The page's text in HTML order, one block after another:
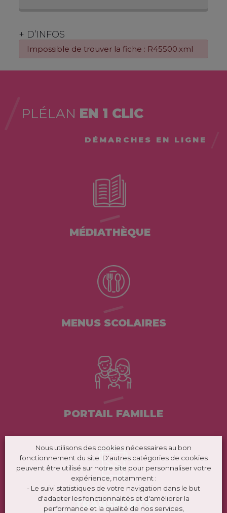
+ D’INFOS
Impossible de trouver la fiche : R45500.xml
PLÉLAN EN 1 CLIC
DÉMARCHES EN LIGNE
MÉDIATHÈQUE
MENUS SCOLAIRES
PORTAIL FAMILLE
TRANSPORTS
Nous utilisons des cookies nécessaires au bon
fonctionnement du site. D'autres catégories de cookies
peuvent être utilisé sur notre site pour personnaliser votre
expérience, notamment :
- Le suivi statistiques de votre navigation dans le but
d'adapter les fonctionnalités et d'améliorer la
performance et la qualité de nos services,